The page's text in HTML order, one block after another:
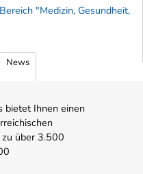
"Medizin, Gesundheit,
News
bietet Ihnen einen
über 3.500